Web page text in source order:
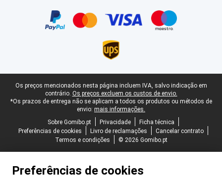
Rodapé legal
Os preços mencionados nesta página incluem IVA, salvo indicação em
contrário. Os preços excluem os custos de envio.
*Os prazos de entrega não se aplicam a todos os produtos ou métodos de
envio: mais informações.
Sobre Gomibo.pt
Privacidade
Ficha técnica
Preferências de cookies
Livro de reclamações
Cancelar contrato
Termos e condições
© 2026 Gomibo.pt
Preferências de cookies